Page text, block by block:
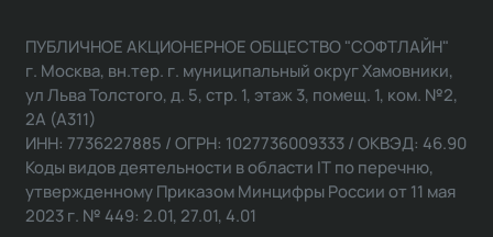
ПУБЛИЧНОЕ АКЦИОНЕРНОЕ ОБЩЕСТВО "СОФТЛАЙН"
г. Москва, вн.тер. г. муниципальный округ Хамовники,
ул Льва Толстого, д. 5, стр. 1, этаж 3, помещ. 1, ком. №2,
2А (А311)
ИНН: 7736227885 / ОГРН: 1027736009333 / ОКВЭД: 46.90
Коды видов деятельности в области IT по перечню,
утвержденному Приказом Минцифры России от 11 мая
2023 г. № 449: 2.01, 27.01, 4.01